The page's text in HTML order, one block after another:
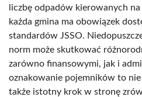
liczbę odpadów kierowanych
każda gmina ma obowiązek
standardów JSSO.
norm może skutkować
zarówno finansowymi, jak i
oznakowanie pojemników to
także istotny krok w stronę